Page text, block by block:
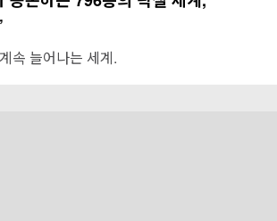
속 늘어나는 세계.